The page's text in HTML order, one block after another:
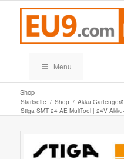
Menu
Shop
Startseite / Shop / Akku
Stiga SMT 24 AE MuliTool | 24V